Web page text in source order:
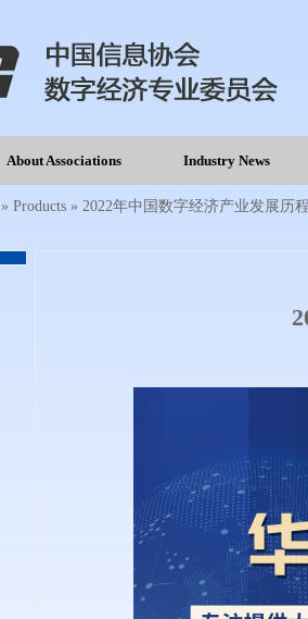
About Associations Industry News
» Products » 2022年中国数字经济产业发展历